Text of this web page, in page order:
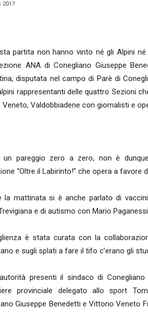
2017
partita non hanno vinto né gli Alpini
ANA di Conegliano Giuseppe
disputata nel campo di Parè di
rappresentanti delle quattro Sezioni
Valdobbiadene con giornalisti e
un pareggio zero a zero, non è
“Oltre il Labirinto!” che opera a
la mattinata si è anche parlato di
e di autismo con Mario
è stata curata con la
e sugli splati a fare il tifo c’erano gli
presenti il sindaco di
provinciale delegato allo sport
Giuseppe Benedetti e Vittorio Veneto